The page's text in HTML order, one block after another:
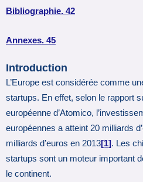
Bibliographie. 42
Annexes. 45
Introduction
L’Europe est considérée comme
startups. En effet, selon le rapport
européenne d’Atomico,
européennes a atteint 20 milliards
milliards d’euros en 2013[1]. Les
startups sont un moteur important
le continent.